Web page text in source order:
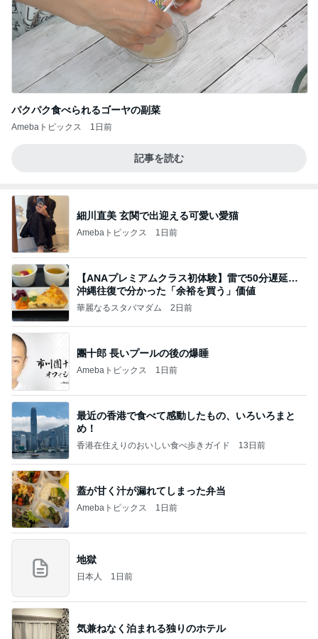
パクパク食べられるゴーヤの副菜
Amebaトピックス 1日前
記事を読む
細川直美 玄関で出迎える可愛い愛猫
Amebaトピックス 1日前
【ANAプレミアムクラス初体験】雷で50分遅延…
沖縄往復で分かった「余裕を買う」価値
華麗なるスタバマダム 2日前
團十郎 長いプールの後の爆睡
Amebaトピックス 1日前
最近の香港で食べて感動したもの、いろいろまと
め！
香港在住えりのおいしい食べ歩きガイド 13日前
蓋が甘く汁が漏れてしまった弁当
Amebaトピックス 1日前
地獄
日本人 1日前
気兼ねなく泊まれる独りのホテル